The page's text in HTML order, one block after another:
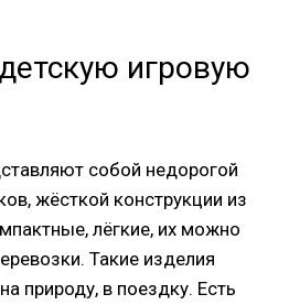
игровую
собой недорогой
жёсткой конструкции из
лёгкие, их можно
Такие изделия
природу, в поездку. Есть